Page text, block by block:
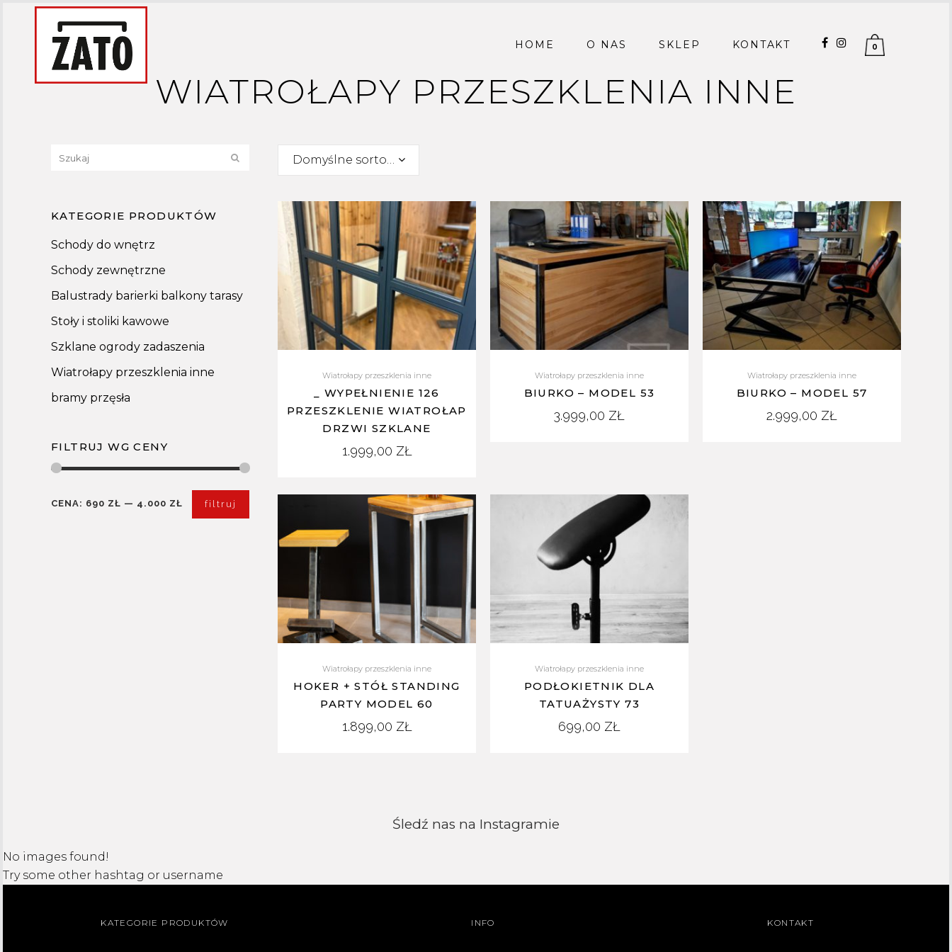
0
HOME O NAS SKLEP KONTAKT
WIATROŁAPY PRZESZKLENIA INNE
KATEGORIE PRODUKTÓW
Schody do wnętrz
Schody zewnętrzne
Balustrady barierki balkony tarasy
Stoły i stoliki kawowe
Szklane ogrody zadaszenia
Wiatrołapy przeszklenia inne
bramy przęsła
FILTRUJ WG CENY
filtruj
CENA: 690 ZŁ — 4.000 ZŁ
Domyślne sortowanie
Wiatrołapy przeszklenia inne
_ WYPEŁNIENIE 126
PRZESZKLENIE WIATROŁAP
DRZWI SZKLANE
1.999,00 ZŁ
Wiatrołapy przeszklenia inne
BIURKO – MODEL 53
3.999,00 ZŁ
Wiatrołapy przeszklenia inne
BIURKO – MODEL 57
2.999,00 ZŁ
Wiatrołapy przeszklenia inne
HOKER + STÓŁ STANDING
PARTY MODEL 60
1.899,00 ZŁ
Wiatrołapy przeszklenia inne
PODŁOKIETNIK DLA
TATUAŻYSTY 73
699,00 ZŁ
Śledź nas na Instagramie
No images found!
Try some other hashtag or username
KATEGORIE PRODUKTÓW INFO KONTAKT